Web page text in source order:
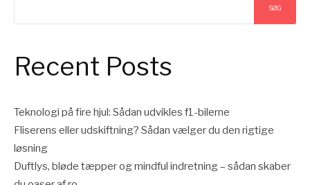
SØG
Recent Posts
Teknologi på fire hjul: Sådan udvikles f1-bilerne
Fliserens eller udskiftning? Sådan vælger du den rigtige
løsning
Duftlys, bløde tæpper og mindful indretning – sådan skaber